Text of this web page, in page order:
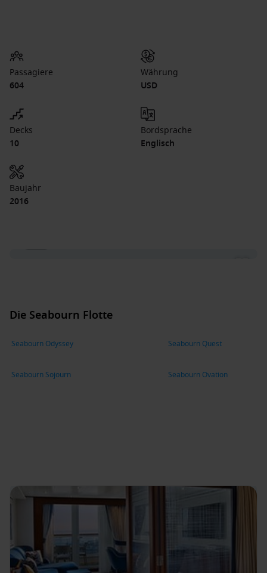
Passagiere
604
Währung
USD
Decks
10
Bordsprache
Englisch
Baujahr
2016
Die Seabourn Flotte
Seabourn Odyssey Seabourn Quest
Seabourn Sojourn Seabourn Ovation